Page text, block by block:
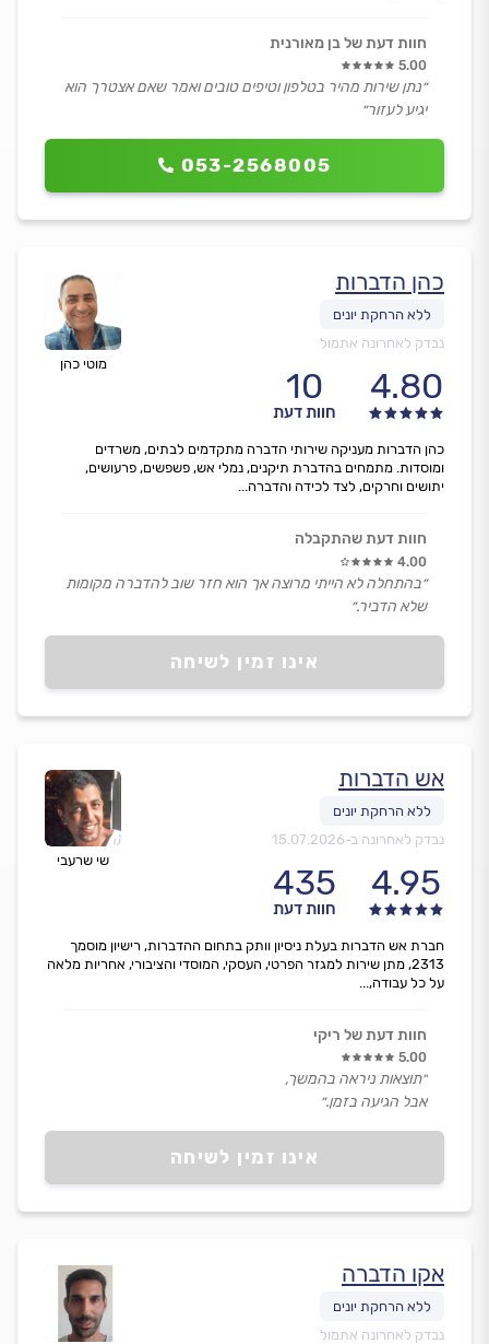
053-2568005
חוות דעת של בן מאורנית
5.00
״נתן שירות מהיר בטלפון וטיפים טובים ואמר שאם אצטרך הוא
יגיע לעזור״
מוטי כהן
כהן הדברות
נבדק לאחרונה אתמול
4.80
10
חוות דעת
אינו זמין לשיחה
כהן הדברות מעניקה שירותי הדברה מתקדמים לבתים, משרדים
ומוסדות. מתמחים בהדברת תיקנים, נמלי אש, פשפשים, פרעושים,
יתושים וחרקים, לצד לכידה והדברה...
חוות דעת שהתקבלה
4.00
״בהתחלה לא הייתי מרוצה אך הוא חזר שוב להדברה מקומות
שלא הדביר.״
שי שרעבי
אש הדברות
נבדק לאחרונה ב-15.07.2026
4.95
435
חוות דעת
אינו זמין לשיחה
חברת אש הדברות בעלת ניסיון וותק בתחום ההדברות, רישיון מוסמך
2313, מתן שירות למגזר הפרטי, העסקי, המוסדי והציבורי, אחריות מלאה
על כל עבודה,...
חוות דעת של ריקי
5.00
״תוצאות ניראה בהמשך,
אבל הגיעה בזמן.״
אקו הדברה
נבדק לאחרונה אתמול